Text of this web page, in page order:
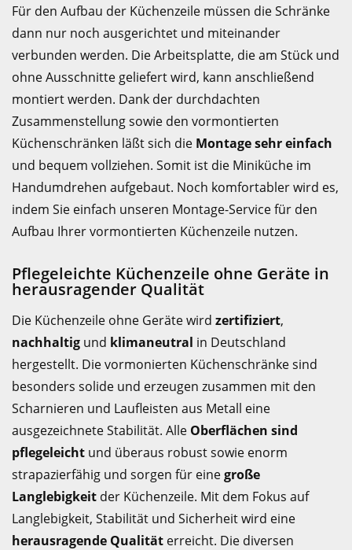
Für den Aufbau der Küchenzeile müssen die Schränke
dann nur noch ausgerichtet und miteinander
verbunden werden. Die Arbeitsplatte, die am Stück und
ohne Ausschnitte geliefert wird, kann anschließend
montiert werden. Dank der durchdachten
Zusammenstellung sowie den vormontierten
Küchenschränken läßt sich die Montage sehr einfach
und bequem vollziehen. Somit ist die Miniküche im
Handumdrehen aufgebaut. Noch komfortabler wird es,
indem Sie einfach unseren Montage-Service für den
Aufbau Ihrer vormontierten Küchenzeile nutzen.
Pflegeleichte Küchenzeile ohne Geräte in
herausragender Qualität
Die Küchenzeile ohne Geräte wird zertifiziert,
nachhaltig und klimaneutral in Deutschland
hergestellt. Die vormonierten Küchenschränke sind
besonders solide und erzeugen zusammen mit den
Scharnieren und Laufleisten aus Metall eine
ausgezeichnete Stabilität. Alle Oberflächen sind
pflegeleicht und überaus robust sowie enorm
strapazierfähig und sorgen für einegroße
Langlebigkeit der Küchenzeile. Mit dem Fokus auf
Langlebigkeit, Stabilität und Sicherheit wird eine
herausragende Qualität erreicht. Die diversen